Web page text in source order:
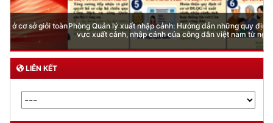
Phòng Quản lý xuất nhập cảnh: Hướng dẫn những quy định mới trong lĩnh
vực xuất cảnh, nhập cảnh của công dân việt nam từ ngày 01/7/2026
LIÊN KẾT